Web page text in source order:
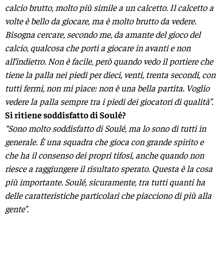
calcio brutto, molto più simile a un calcetto. Il calcetto a
volte è bello da giocare, ma è molto brutto da vedere.
Bisogna cercare, secondo me, da amante del gioco del
calcio, qualcosa che porti a giocare in avanti e non
all’indietro. Non è facile, però quando vedo il portiere che
tiene la palla nei piedi per dieci, venti, trenta secondi, con
tutti fermi, non mi piace: non è una bella partita. Voglio
vedere la palla sempre tra i piedi dei giocatori di qualità”.
Si ritiene soddisfatto di Soulé?
“Sono molto soddisfatto di Soulé, ma lo sono di tutti in
generale. È una squadra che gioca con grande spirito e
che ha il consenso dei propri tifosi, anche quando non
riesce a raggiungere il risultato sperato. Questa è la cosa
più importante. Soulé, sicuramente, tra tutti quanti ha
delle caratteristiche particolari che piacciono di più alla
gente”.